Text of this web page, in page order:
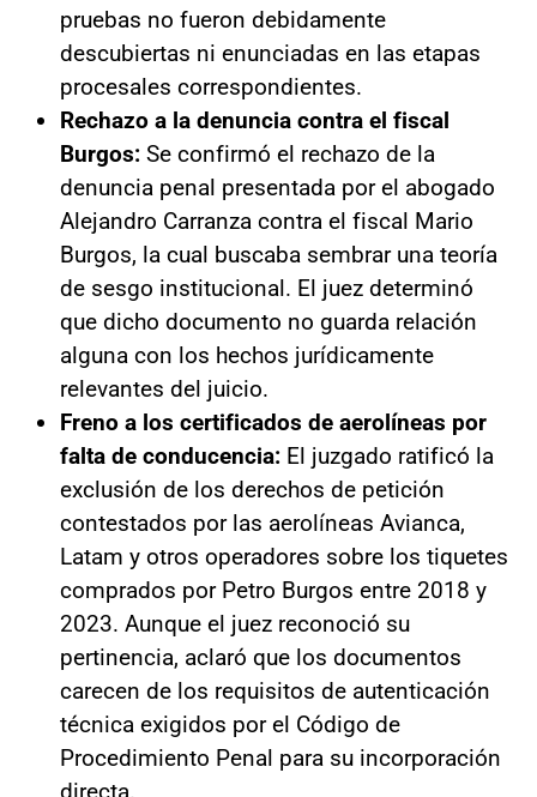
pruebas no fueron debidamente
descubiertas ni enunciadas en las etapas
procesales correspondientes.
Rechazo a la denuncia contra el fiscal
Burgos: Se confirmó el rechazo de la
denuncia penal presentada por el abogado
Alejandro Carranza contra el fiscal Mario
Burgos, la cual buscaba sembrar una teoría
de sesgo institucional. El juez determinó
que dicho documento no guarda relación
alguna con los hechos jurídicamente
relevantes del juicio.
Freno a los certificados de aerolíneas por
falta de conducencia: El juzgado ratificó la
exclusión de los derechos de petición
contestados por las aerolíneas Avianca,
Latam y otros operadores sobre los tiquetes
comprados por Petro Burgos entre 2018 y
2023. Aunque el juez reconoció su
pertinencia, aclaró que los documentos
carecen de los requisitos de autenticación
técnica exigidos por el Código de
Procedimiento Penal para su incorporación
directa.